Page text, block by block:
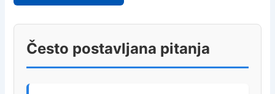
Često postavljana pitanja